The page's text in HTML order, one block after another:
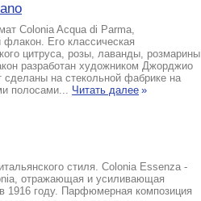
Colonia Acqua di Parma,
Его классическая
цитруса, розы, лаванды, розмарины
разработан художником Джорджио
на стекольной фабрике на
полосами... Читать далее »
стиля. Colonia Essenza -
отражающая и усиливающая
1916 году. Парфюмерная композиция